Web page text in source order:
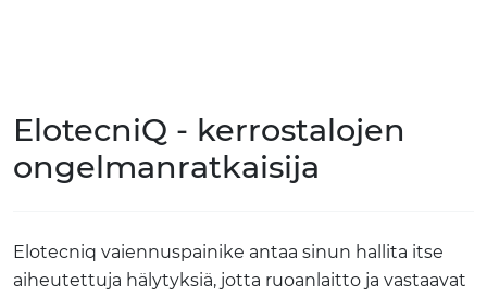
ElotecniQ - kerrostalojen
ongelmanratkaisija
Elotecniq vaiennuspainike antaa sinun hallita itse
aiheutettuja hälytyksiä, jotta ruoanlaitto ja vastaavat
YHTEYSTIEDOT